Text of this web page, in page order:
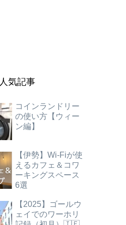
人気記事
コインランドリー
の使い方【ウィー
ン編】
【伊勢】Wi-Fiが使
えるカフェ＆コワ
ーキングスペース
6選
【2025】ゴールウ
ェイでのワーホリ